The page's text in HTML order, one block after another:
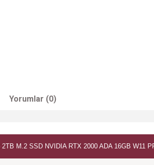
Yorumlar (0)
M.2 SSD NVIDIA RTX 2000 ADA 16GB W11